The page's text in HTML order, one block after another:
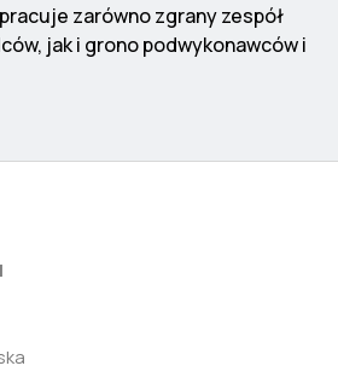
zarówno zgrany zespół
jak i grono podwykonawców i